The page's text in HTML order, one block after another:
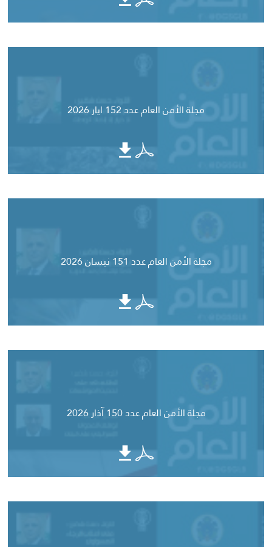
مجلة الأمن العام عدد 152 ايار 2026
مجلة الأمن العام عدد 151 نيسان 2026
مجلة الأمن العام عدد 150 آذار 2026